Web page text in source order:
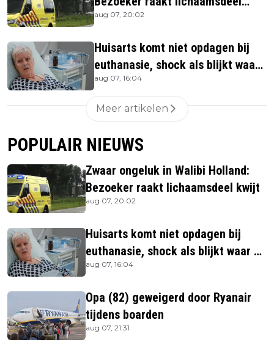
kwijt
aug 07, 20:02
Huisarts komt niet opdagen bij
euthanasie, shock als blijkt waar
ze is
aug 07, 16:04
Meer artikelen
POPULAIR NIEUWS
Zwaar ongeluk in Walibi Holland:
Bezoeker raakt lichaamsdeel kwijt
aug 07, 20:02
Huisarts komt niet opdagen bij
euthanasie, shock als blijkt waar ze
is
aug 07, 16:04
Opa (82) geweigerd door Ryanair
tijdens boarden
aug 07, 21:31